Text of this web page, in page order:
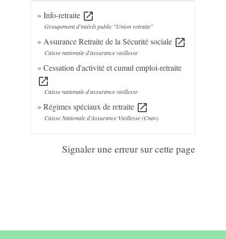
Info-retraite open_in_new
Groupement d'intérêt public "Union retraite"
Assurance Retraite de la Sécurité sociale open_in_new
Caisse nationale d'assurance vieillesse
Cessation d'activité et cumul emploi-retraite
open_in_new
Caisse nationale d'assurance vieillesse
Régimes spéciaux de retraite open_in_new
Caisse Nationale d’Assurance Vieillesse (Cnav)
Signaler une erreur sur cette page